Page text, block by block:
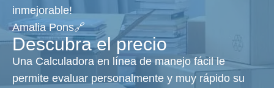
inmejorable!
Amalia Pons🔗
Descubra el precio
Una Calculadora en línea de manejo fácil le
permite evaluar personalmente y muy rápido su